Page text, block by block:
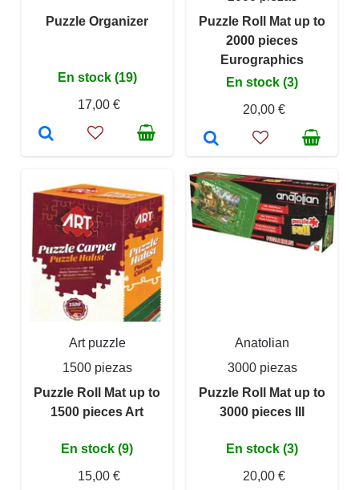
Puzzle Organizer
En stock (19)
17,00 €
Puzzle Roll Mat up to
2000 pieces
Eurographics
En stock (3)
20,00 €
Art puzzle
1500 piezas
Puzzle Roll Mat up to
1500 pieces Art
En stock (9)
15,00 €
Anatolian
3000 piezas
Puzzle Roll Mat up to
3000 pieces III
En stock (3)
20,00 €